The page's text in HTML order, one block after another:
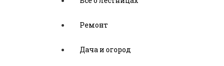
Ремонт
Дача и огород